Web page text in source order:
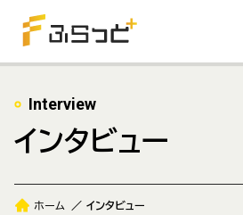
Interview
インタビュー
ホーム インタビュー